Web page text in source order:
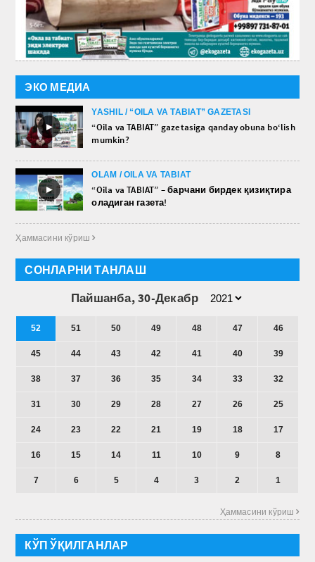
ЭКО МЕДИА
►
YASHIL / “OILA VA TABIAT” GAZETASI
“Oila va TABIAT” gazetasiga qanday obuna bo‘lish
mumkin?
►
OLAM / OILA VA TABIAT
“Oila va TABIAT” – барчани бирдек қизиқтира
оладиган газета!
Ҳаммасини кўриш 
СОНЛАРНИ ТАНЛАШ
Пайшанба, 30-Декабр
52 51 50 49 48 47 46
45 44 43 42 41 40 39
38 37 36 35 34 33 32
31 30 29 28 27 26 25
24 23 22 21 19 18 17
16 15 14 11 10 9 8
7 6 5 4 3 2 1
Ҳаммасини кўриш 
КЎП ЎҚИЛГАНЛАР